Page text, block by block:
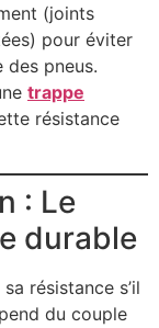
(joints
pour éviter
des pneus.
trappe
résistance
: Le
durable
résistance s’il
du couple